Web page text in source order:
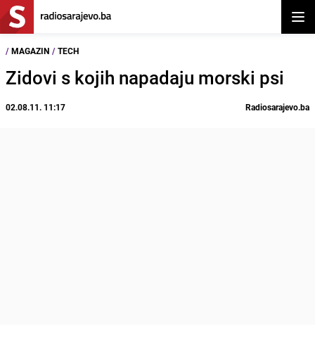
/ MAGAZIN / TECH
Zidovi s kojih napadaju morski psi
02.08.11. 11:17 Radiosarajevo.ba